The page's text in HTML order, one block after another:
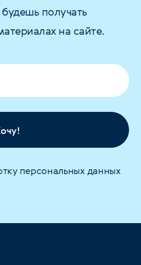
получать
на сайте.
персональных данных